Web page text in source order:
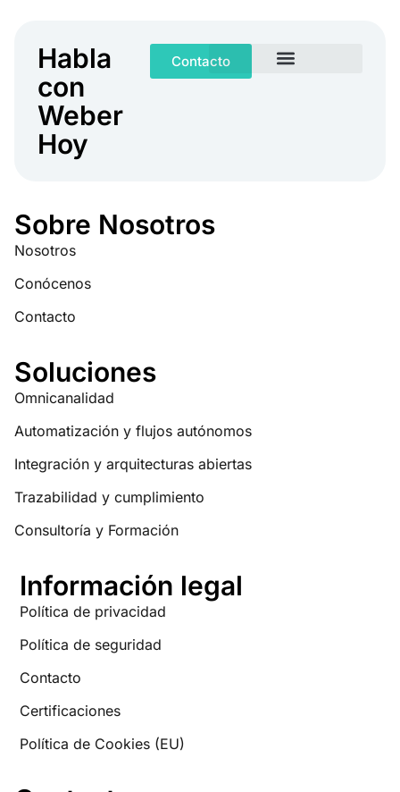
Habla
con
Weber
Hoy
Contacto
Sobre Nosotros
Nosotros
Conócenos
Contacto
Soluciones
Omnicanalidad
Automatización y flujos autónomos
Integración y arquitecturas abiertas
Trazabilidad y cumplimiento
Consultoría y Formación
Información legal
Política de privacidad
Política de seguridad
Contacto
Certificaciones
Política de Cookies (EU)